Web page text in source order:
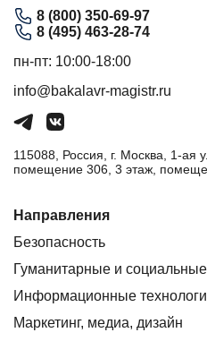
8 (800) 350-69-97
8 (495) 463-28-74
пн-пт: 10:00-18:00
info@bakalavr-magistr.ru
115088, Россия, г. Москва, 1-
помещение 306, 3 этаж,
Направления
Безопасность
Гуманитарные и
Информационные
Маркетинг, медиа, дизайн